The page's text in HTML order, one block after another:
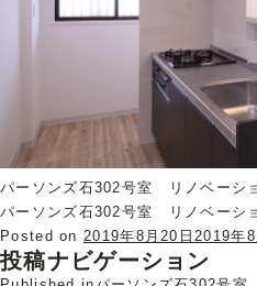
パーソンズ石302号室 リノベーシ
パーソンズ石302号室 リノベーシ
Posted on 2019年8月20日 2019年8
投稿ナビゲーション